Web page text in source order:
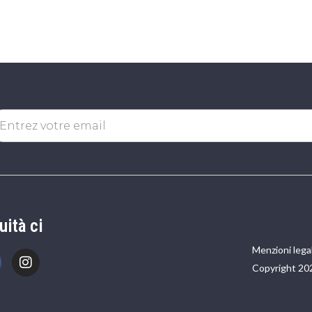
ci
Menzioni
Copyright